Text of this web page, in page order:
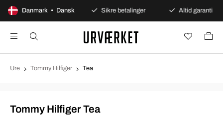
Danmark • Dansk
100 dages åbent køb Sikre betalinger Altid garanti
Ure Tommy Hilfiger Tea
Tommy Hilfiger Tea